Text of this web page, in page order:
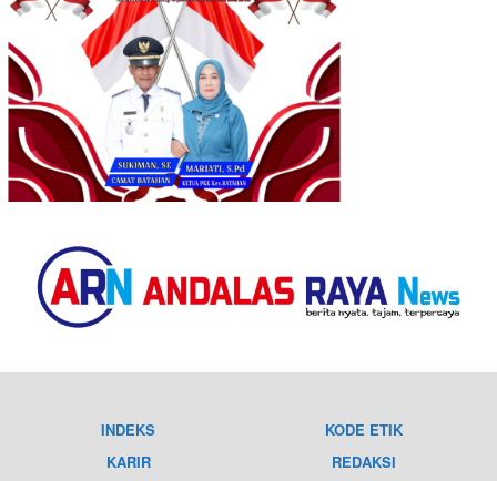
INDEKS
KODE ETIK
KARIR
REDAKSI